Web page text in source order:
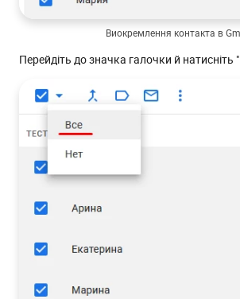
Виокремлення контакта в
Перейдіть до значка галочки й натисніть